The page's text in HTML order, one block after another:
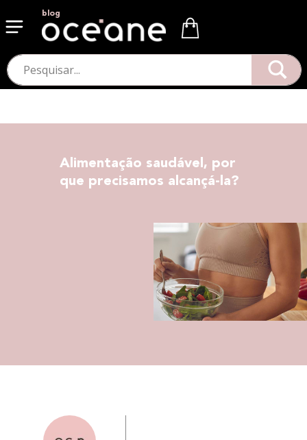
blog
Alimentação saudável, por
que precisamos alcançá-la?